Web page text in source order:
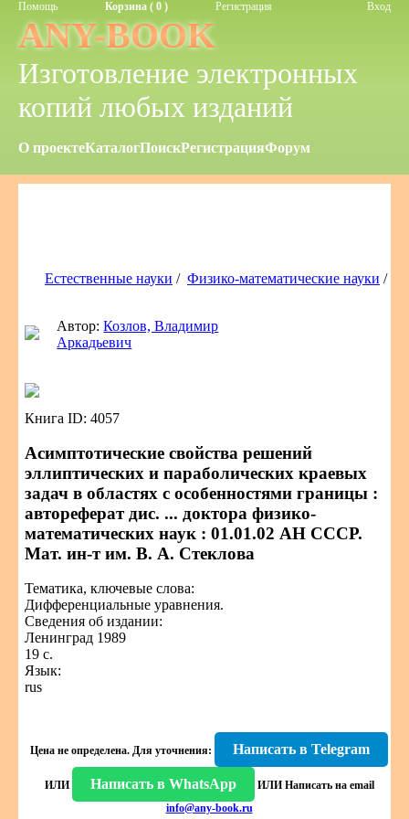
Помощь Корзина ( 0 ) Регистрация Вход
ANY-BOOK
Изготовление электронных
копий любых изданий
О проектеКаталогПоискРегистрацияФорум
Естественные науки / Физико-математические науки /
Автор:Козлов, Владимир
Аркадьевич
Книга ID: 4057
Асимптотические свойства решений
эллиптических и параболических краевых
задач в областях с особенностями границы :
автореферат дис. ... доктора физико-
математических наук : 01.01.02 АН СССР.
Мат. ин-т им. В. А. Стеклова
Тематика, ключевые слова:
Дифференциальные уравнения.
Сведения об издании:
Ленинград 1989
19 с.
Язык:
rus
Цена не определена. Для уточнения: Написать в Telegram
ИЛИ Написать в WhatsApp ИЛИ Написать на email
info@any-book.ru